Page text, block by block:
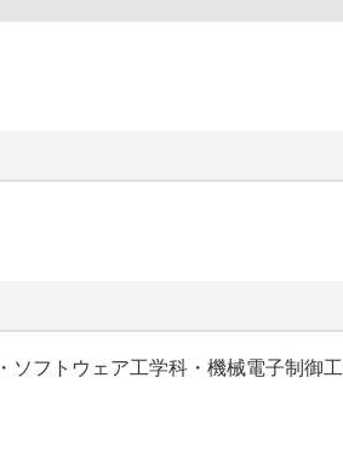
フトウェア工学科・機械電子制御